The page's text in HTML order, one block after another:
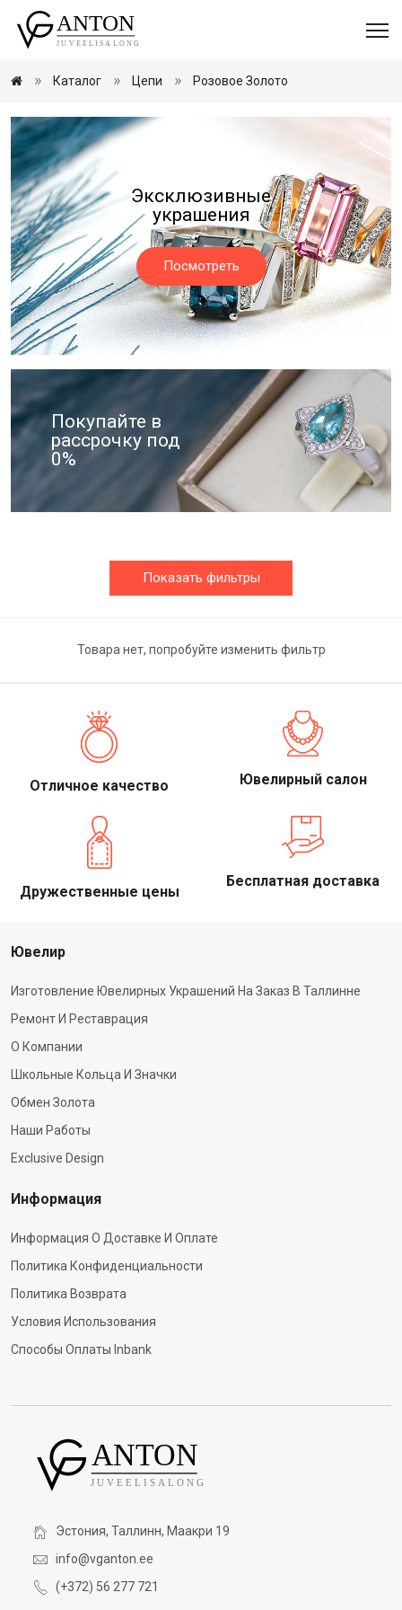
Каталог Цепи Розовое Золото
Эксклюзивные
украшения
Посмотреть
Покупайте в
рассрочку под
0%
Показать фильтры
Товара нет, попробуйте изменить фильтр
Отличное качество Ювелирный салон
Дружественные цены
Бесплатная доставка
Ювелир
Изготовление Ювелирных Украшений На Заказ В Таллинне
Ремонт И Реставрация
О Компании
Школьные Кольца И Значки
Обмен Золота
Наши Работы
Exclusive Design
Информация
Информация О Доставке И Оплате
Политика Конфиденциальности
Политика Возврата
Условия Использования
Способы Оплаты Inbank
Эстония, Таллинн, Маакри 19
info@vganton.ee
(+372) 56 277 721